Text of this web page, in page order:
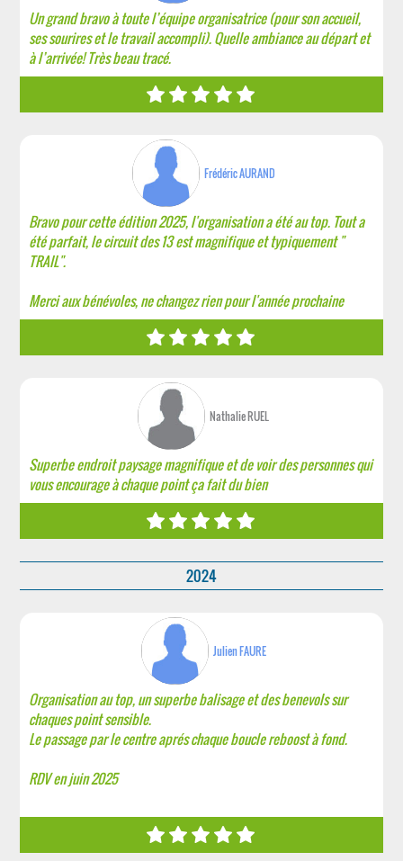
Un grand bravo à toute l’équipe organisatrice (pour son accueil,
ses sourires et le travail accompli). Quelle ambiance au départ et
à l’arrivée! Très beau tracé.
Frédéric AURAND
Bravo pour cette édition 2025, l'organisation a été au top. Tout a
été parfait, le circuit des 13 est magnifique et typiquement "
TRAIL".
Merci aux bénévoles, ne changez rien pour l'année prochaine
Nathalie RUEL
Superbe endroit paysage magnifique et de voir des personnes qui
vous encourage à chaque point ça fait du bien
2024
Julien FAURE
Organisation au top, un superbe balisage et des benevols sur
chaques point sensible.
Le passage par le centre aprés chaque boucle reboost à fond.
RDV en juin 2025